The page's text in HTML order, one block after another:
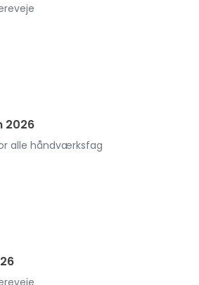
2026
alle håndværksfag